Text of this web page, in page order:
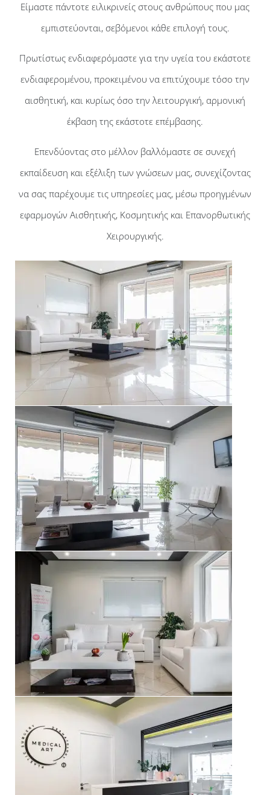
Είμαστε πάντοτε ειλικρινείς στους ανθρώπους που μας
εμπιστεύονται, σεβόμενοι κάθε επιλογή τους.
Πρωτίστως ενδιαφερόμαστε για την υγεία του εκάστοτε
ενδιαφερομένου, προκειμένου να επιτύχουμε τόσο την
αισθητική, και κυρίως όσο την λειτουργική, αρμονική
έκβαση της εκάστοτε επέμβασης.
Επενδύοντας στο μέλλον βαλλόμαστε σε συνεχή
εκπαίδευση και εξέλιξη των γνώσεων μας, συνεχίζοντας
να σας παρέχουμε τις υπηρεσίες μας, μέσω προηγμένων
εφαρμογών Αισθητικής, Κοσμητικής και Επανορθωτικής
Χειρουργικής.